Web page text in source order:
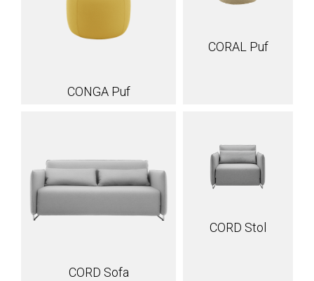
CONGA Puf
CORAL Puf
CORD Sofa
CORD Stol